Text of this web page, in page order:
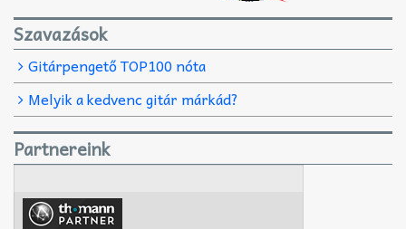
Szavazások
Gitárpengető TOP100 nóta
Melyik a kedvenc gitár márkád?
Partnereink